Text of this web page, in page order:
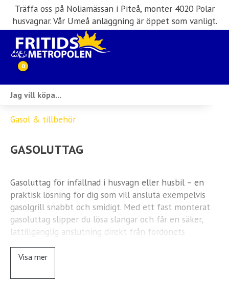
Träffa oss på Noliamässan i Piteå, monter 4020 Polar
husvagnar. Vår Umeå anläggning är öppet som vanligt.
0
Husbilsuthyrning
Verkstad
Gasol & tillbehör
GASOLUTTAG
Gasoluttag för infällnad i husvagn eller husbil – en
praktisk lösning för dig som vill ansluta exempelvis
gasolgrill snabbt och smidigt. Med ett fast monterat
gasoluttag slipper du lösa slangar och får en säker,
lättillgänglig anslutning direkt från fordonets
säkerhet är viktigt. Gasoluttaget är diskret infällt i
Visa mer